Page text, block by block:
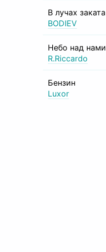
В лучах заката
BODIEV
Небо над нами
R.Riccardo
Бензин
Luxor